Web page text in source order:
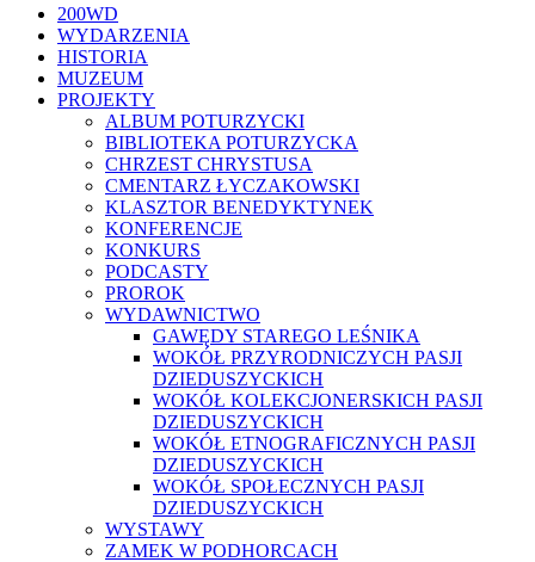
Close
Menu
200WD
WYDARZENIA
HISTORIA
MUZEUM
PROJEKTY
ALBUM POTURZYCKI
BIBLIOTEKA POTURZYCKA
CHRZEST CHRYSTUSA
CMENTARZ ŁYCZAKOWSKI
KLASZTOR BENEDYKTYNEK
KONFERENCJE
KONKURS
PODCASTY
PROROK
WYDAWNICTWO
GAWĘDY STAREGO LEŚNIKA
WOKÓŁ PRZYRODNICZYCH PASJI
DZIEDUSZYCKICH
WOKÓŁ KOLEKCJONERSKICH PASJI
DZIEDUSZYCKICH
WOKÓŁ ETNOGRAFICZNYCH PASJI
DZIEDUSZYCKICH
WOKÓŁ SPOŁECZNYCH PASJI
DZIEDUSZYCKICH
WYSTAWY
ZAMEK W PODHORCACH